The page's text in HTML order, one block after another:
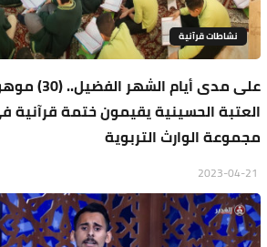
نشاطات قرآنية
على مدى أيام
العتبة الحسينية يقيمون ختمة قرآنية
مجموعة الوارث التربوية